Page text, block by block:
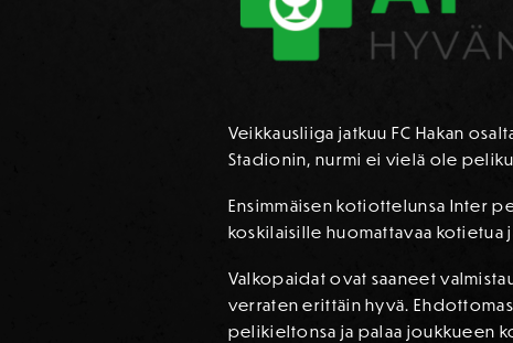
Veikkausliiga jatkuu FC Hakan
Stadionin, nurmi ei vielä ole
Ensimmäisen kotiottelunsa Inter
koskilaisille huomattavaa kotietua
Valkopaidat ovat saaneet
verraten erittäin hyvä.
pelikieltonsa ja palaa joukkueen